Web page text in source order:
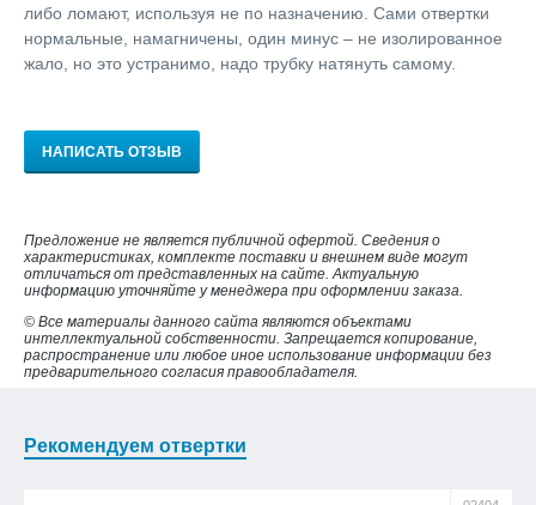
либо ломают, используя не по назначению. Сами отвертки
нормальные, намагничены, один минус – не изолированное
жало, но это устранимо, надо трубку натянуть самому.
НАПИСАТЬ ОТЗЫВ
Предложение не является публичной офертой. Сведения о
характеристиках, комплекте поставки и внешнем виде могут
отличаться от представленных на сайте. Актуальную
информацию уточняйте у менеджера при оформлении заказа.
© Все материалы данного сайта являются объектами
интеллектуальной собственности. Запрещается копирование,
распространение или любое иное использование информации без
предварительного согласия правообладателя.
Рекомендуем отвертки